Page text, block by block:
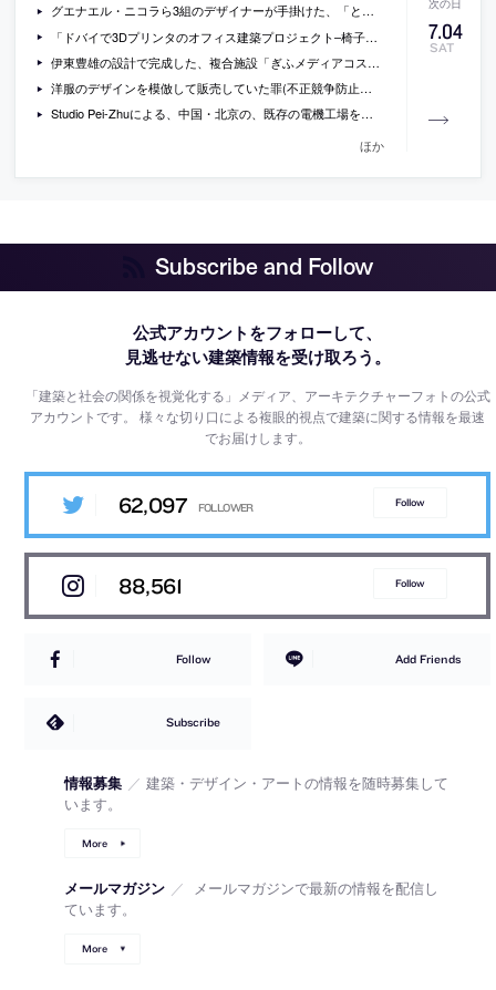
7.04
SAT
グエナエル・ニコラら3組のデザイナーが手掛けた、「とらや」の羊羹の写真など
「ドバイで3Dプリンタのオフィス建築プロジェクト–椅子や机まで」（CNET Japan）
伊東豊雄の設計で完成した、複合施設「ぎふメディアコスモス」の内外観の写真
洋服のデザインを模倣して販売していた罪(不正競争防止法違反)で、日本国内初の逮捕
Studio Pei-Zhuによる、中国・北京の、既存の電機工場を改修した「民生現代美術館」の写真など
ほか
Subscribe and Follow
公式アカウントをフォローして、
見逃せない建築情報を受け取ろう。
「建築と社会の関係を視覚化する」メディア、アーキテクチャーフォトの公式
アカウントです。様々な切り口による複眼的視点で建築に関する情報を最速
でお届けします。
62,097 Follow
88,561 Follow
Follow Add Friends
Subscribe
情報募集 ／ 建築・デザイン・アートの情報を随時募集して
います。
More
メールマガジン ／
メールマガジンで最新の情報を配信し
ています。
More